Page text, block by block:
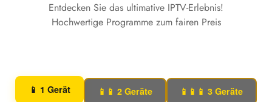
Entdecken Sie das ultimative IPTV-Erlebnis!
Hochwertige Programme zum fairen Preis
📱 1 Gerät 📱📱 2 Geräte 📱📱📱 3 Geräte